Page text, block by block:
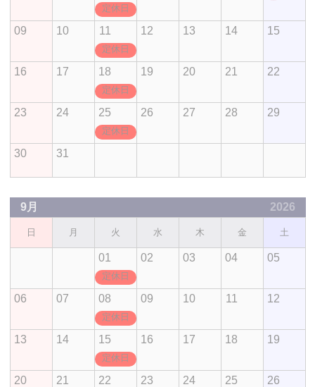
定休日
09 10 11
定休日
12 13 14 15
16 17 18
定休日
19 20 21 22
23 24 25
定休日
26 27 28 29
30 31
9月 2026
日 月 火 水 木 金 土
01
定休日
02 03 04 05
06 07 08
定休日
09 10 11 12
13 14 15
定休日
16 17 18 19
20 21 22 23 24 25 26